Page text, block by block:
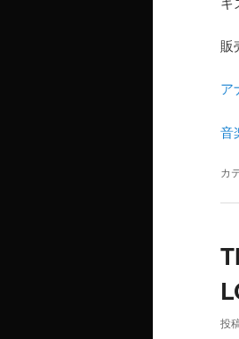
販
ア
音
カ
投